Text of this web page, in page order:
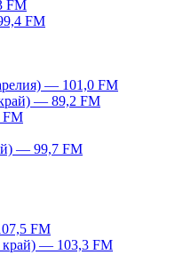
FM
FM
— 101,0 FM
— 89,2 FM
FM
— 99,7 FM
FM
край) — 103,3 FM